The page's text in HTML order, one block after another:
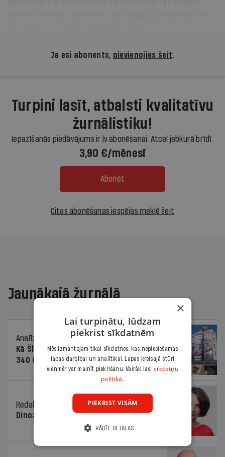
Ja esi abonents, pievienojies šeit.
Turpini lasīt, atbalsti kvalitatīvu
žurnālistiku!
Iepazīšanās piedāvājums ir.lv abonēšanai. Atcel jebkurā brīdī.
3,90 €/mēnesī
Abonēt
Citas abonēšanas iespējas meklē šeit
Jaunākajā žurnālā
Analīze
06.08.2026.
Kā Šlesera partija palika nesodīta par
340 000 vērtu reklāmas kampaņu
Redaktores sleja
06.08.2026.
Dinozaura triks
×
Lai turpinātu, lūdzam
piekrist sīkdatnēm
Mēs izmantojam tikai sīkdatnes, kas nepieciešamas
lapas darbībai un analītikai. Lapas kreisajā stūrī
vienmēr var mainīt piekrišanu. Vairāk lasi sīkdatņu
politikā.
PIEKRIST VISĀM
RĀDĪT DETAĻAS